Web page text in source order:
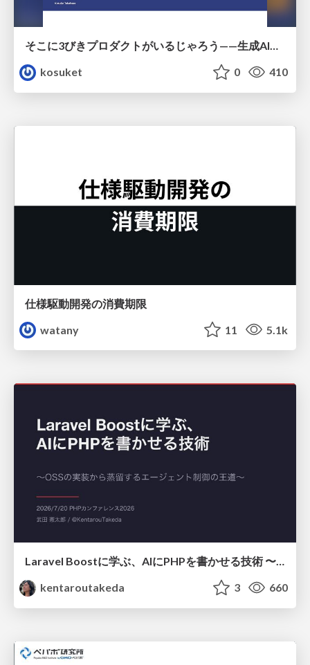
そこに3びきプロダクトがいるじゃろう——生成AI時代における“価値が届かない理由”の構造
kosuket
0 410
仕様駆動開発の消費期限
watany
11 5.1k
Laravel Boostに学ぶ、AIにPHPを書かせる技術 〜OSSの実装から蒸留するエージェント制御の王道〜
kentaroutakeda
3 660